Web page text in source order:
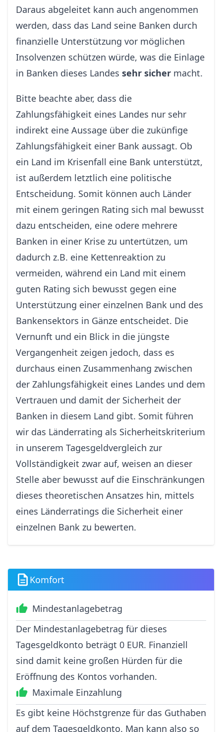
Daraus abgeleitet kann auch angenommen
werden, dass das Land seine Banken durch
finanzielle Unterstützung vor möglichen
Insolvenzen schützen würde, was die Einlage
in Banken dieses Landes sehr sicher macht.
Bitte beachte aber, dass die
Zahlungsfähigkeit eines Landes nur sehr
indirekt eine Aussage über die zukünfige
Zahlungsfähigkeit einer Bank aussagt. Ob
ein Land im Krisenfall eine Bank unterstützt,
ist außerdem letztlich eine politische
Entscheidung. Somit können auch Länder
mit einem geringen Rating sich mal bewusst
dazu entscheiden, eine odere mehrere
Banken in einer Krise zu untertützen, um
dadurch z.B. eine Kettenreaktion zu
vermeiden, während ein Land mit einem
guten Rating sich bewusst gegen eine
Unterstützung einer einzelnen Bank und des
Bankensektors in Gänze entscheidet. Die
Vernunft und ein Blick in die jüngste
Vergangenheit zeigen jedoch, dass es
durchaus einen Zusammenhang zwischen
der Zahlungsfähigkeit eines Landes und dem
Vertrauen und damit der Sicherheit der
Banken in diesem Land gibt. Somit führen
wir das Länderrating als Sicherheitskriterium
in unserem Tagesgeldvergleich zur
Vollständigkeit zwar auf, weisen an dieser
Stelle aber bewusst auf die Einschränkungen
dieses theoretischen Ansatzes hin, mittels
eines Länderratings die Sicherheit einer
einzelnen Bank zu bewerten.
Komfort
Mindestanlagebetrag
Der Mindestanlagebetrag für dieses
Tagesgeldkonto beträgt 0 EUR. Finanziell
sind damit keine großen Hürden für die
Eröffnung des Kontos vorhanden.
Maximale Einzahlung
Es gibt keine Höchstgrenze für das Guthaben
auf dem Tagesgeldkonto. Man kann also so